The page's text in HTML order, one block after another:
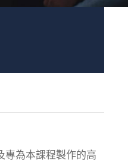
專為本課程製作的高